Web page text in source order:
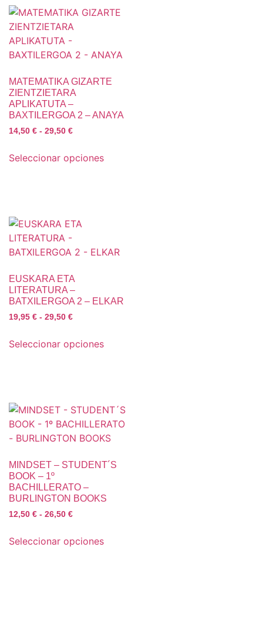
MATEMATIKA GIZARTE
ZIENTZIETARA
APLIKATUTA –
BAXTILERGOA 2 – ANAYA
14,50 € - 29,50 €
Seleccionar opciones
EUSKARA ETA
LITERATURA –
BATXILERGOA 2 – ELKAR
19,95 € - 29,50 €
Seleccionar opciones
MINDSET – STUDENT´S
BOOK – 1º
BACHILLERATO –
BURLINGTON BOOKS
12,50 € - 26,50 €
Seleccionar opciones